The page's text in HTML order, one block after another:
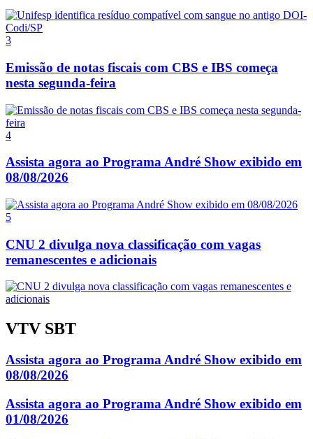
3
Emissão de notas fiscais com CBS e IBS começa
nesta segunda-feira
4
Assista agora ao Programa André Show exibido em
08/08/2026
5
CNU 2 divulga nova classificação com vagas
remanescentes e adicionais
VTV SBT
Assista agora ao Programa André Show exibido em
08/08/2026
Assista agora ao Programa André Show exibido em
01/08/2026